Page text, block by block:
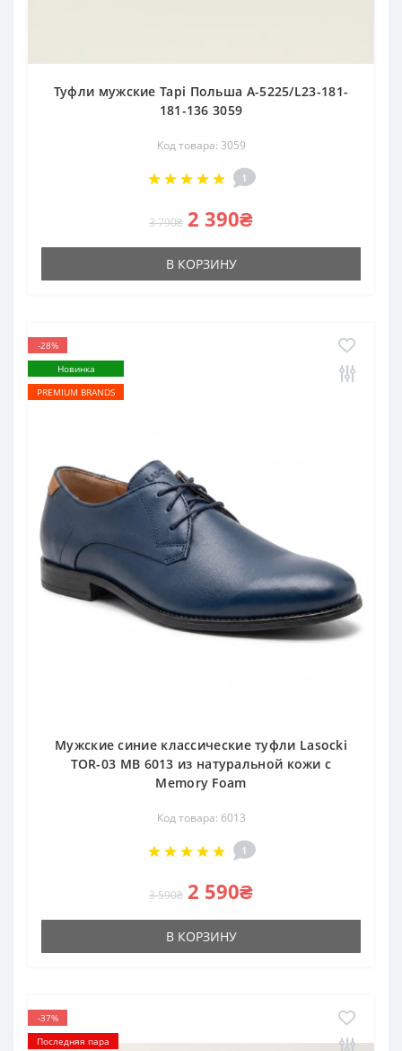
Туфли мужские Tapi Польша A-5225/L23-181-
181-136 3059
Код товара: 3059
1
3 790₴ 2 390₴
В КОРЗИНУ
-28%
Новинка
PREMIUM BRANDS
Мужские синие классические туфли Lasocki
TOR-03 MB 6013 из натуральной кожи с
Memory Foam
Код товара: 6013
1
3 590₴ 2 590₴
В КОРЗИНУ
-37%
Последняя пара